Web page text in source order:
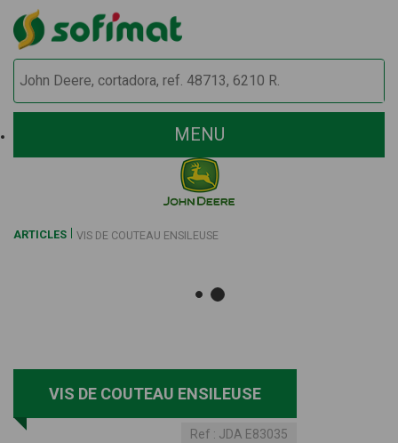
MENU
ARTICLES VIS DE COUTEAU ENSILEUSE
VIS DE COUTEAU ENSILEUSE
Ref : JDA E83035